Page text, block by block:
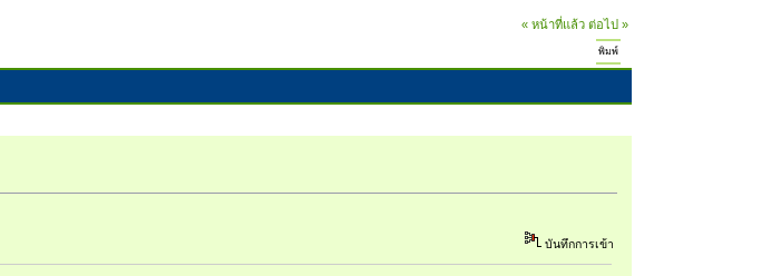
« หน้าที่แล้ว ต่อไป »
พิมพ์
บันทึกการเข้า